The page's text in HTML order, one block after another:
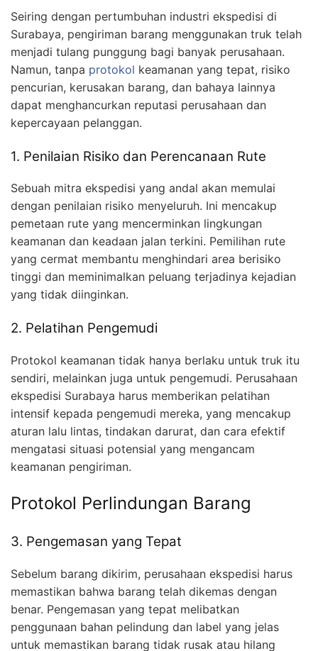
Seiring dengan pertumbuhan industri ekspedisi di
Surabaya, pengiriman barang menggunakan truk telah
menjadi tulang punggung bagi banyak perusahaan.
Namun, tanpa protokol keamanan yang tepat, risiko
pencurian, kerusakan barang, dan bahaya lainnya
dapat menghancurkan reputasi perusahaan dan
kepercayaan pelanggan.
1. Penilaian Risiko dan Perencanaan Rute
Sebuah mitra ekspedisi yang andal akan memulai
dengan penilaian risiko menyeluruh. Ini mencakup
pemetaan rute yang mencerminkan lingkungan
keamanan dan keadaan jalan terkini. Pemilihan rute
yang cermat membantu menghindari area berisiko
tinggi dan meminimalkan peluang terjadinya kejadian
yang tidak diinginkan.
2. Pelatihan Pengemudi
Protokol keamanan tidak hanya berlaku untuk truk itu
sendiri, melainkan juga untuk pengemudi. Perusahaan
ekspedisi Surabaya harus memberikan pelatihan
intensif kepada pengemudi mereka, yang mencakup
aturan lalu lintas, tindakan darurat, dan cara efektif
mengatasi situasi potensial yang mengancam
keamanan pengiriman.
Protokol Perlindungan Barang
3. Pengemasan yang Tepat
Sebelum barang dikirim, perusahaan ekspedisi harus
memastikan bahwa barang telah dikemas dengan
benar. Pengemasan yang tepat melibatkan
penggunaan bahan pelindung dan label yang jelas
untuk memastikan barang tidak rusak atau hilang